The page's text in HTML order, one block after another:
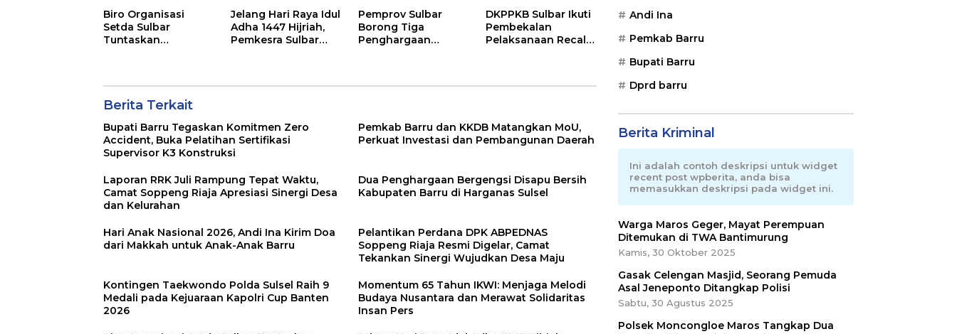
Sinergi Wujudkan
Desa Maju
2026
Solidaritas Insan
Pers
Biro Organisasi
Setda Sulbar
Tuntaskan
Jelang Hari Raya Idul
Adha 1447 Hijriah,
Pemkesra Sulbar
Pemprov Sulbar
Borong Tiga
Penghargaan
DKPPKB Sulbar Ikuti
Pembekalan
Pelaksanaan Recall
Berita Terkait
Bupati Barru Tegaskan Komitmen Zero
Accident, Buka Pelatihan Sertifikasi
Supervisor K3 Konstruksi
Pemkab Barru dan KKDB Matangkan MoU,
Perkuat Investasi dan Pembangunan Daerah
Laporan RRK Juli Rampung Tepat Waktu,
Camat Soppeng Riaja Apresiasi Sinergi Desa
dan Kelurahan
Dua Penghargaan Bergengsi Disapu Bersih
Kabupaten Barru di Harganas Sulsel
Hari Anak Nasional 2026, Andi Ina Kirim Doa
dari Makkah untuk Anak-Anak Barru
Pelantikan Perdana DPK ABPEDNAS
Soppeng Riaja Resmi Digelar, Camat
Tekankan Sinergi Wujudkan Desa Maju
Kontingen Taekwondo Polda Sulsel Raih 9
Medali pada Kejuaraan Kapolri Cup Banten
2026
Momentum 65 Tahun IKWI: Menjaga Melodi
Budaya Nusantara dan Merawat Solidaritas
Insan Pers
Andi Ina
Pemkab Barru
Bupati Barru
Dprd barru
Berita Kriminal
Ini adalah contoh deskripsi untuk widget
recent post wpberita, anda bisa
memasukkan deskripsi pada widget ini.
Warga Maros Geger, Mayat Perempuan
Ditemukan di TWA Bantimurung
Kamis, 30 Oktober 2025
Gasak Celengan Masjid, Seorang Pemuda
Asal Jeneponto Ditangkap Polisi
Sabtu, 30 Agustus 2025
Polsek Moncongloe Maros Tangkap Dua